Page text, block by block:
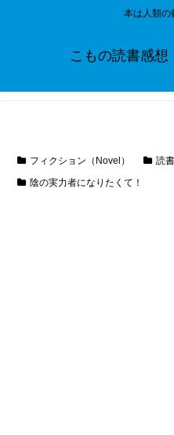
本は人類の
こもの読書感想
フィクション（Novel）
読
陰の実力者になりたくて！